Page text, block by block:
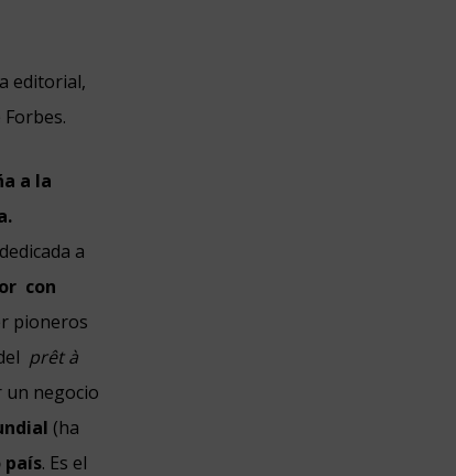
editorial,
a la
a
con
pioneros
prêt à
un negocio
(ha
país. Es el